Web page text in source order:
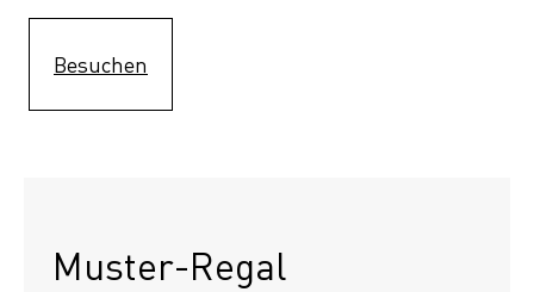
Besuchen
Muster-Regal